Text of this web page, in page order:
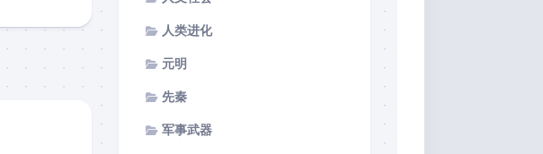
人类进化
元明
先秦
军事武器